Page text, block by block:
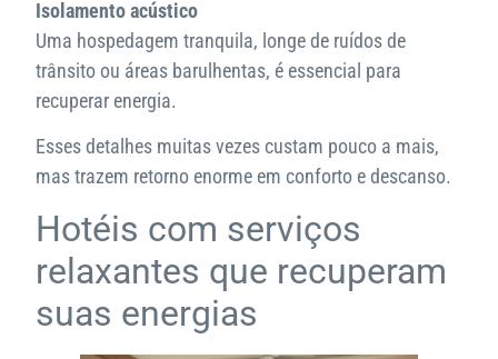
Isolamento acústico
Uma hospedagem tranquila, longe de ruídos de
trânsito ou áreas barulhentas, é essencial para
recuperar energia.
Esses detalhes muitas vezes custam pouco a mais,
mas trazem retorno enorme em conforto e descanso.
Hotéis com serviços
relaxantes que recuperam
suas energias